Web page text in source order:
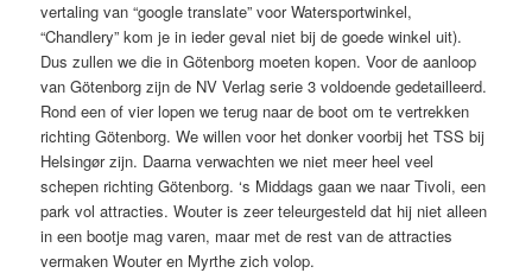
vertaling van “google translate” voor Watersportwinkel,
“Chandlery” kom je in ieder geval niet bij de goede winkel uit).
Dus zullen we die in Götenborg moeten kopen. Voor de aanloop
van Götenborg zijn de NV Verlag serie 3 voldoende gedetailleerd.
Rond een of vier lopen we terug naar de boot om te vertrekken
richting Götenborg. We willen voor het donker voorbij het TSS bij
Helsingør zijn. Daarna verwachten we niet meer heel veel
schepen richting Götenborg. ‘s Middags gaan we naar Tivoli, een
park vol attracties. Wouter is zeer teleurgesteld dat hij niet alleen
in een bootje mag varen, maar met de rest van de attracties
vermaken Wouter en Myrthe zich volop.